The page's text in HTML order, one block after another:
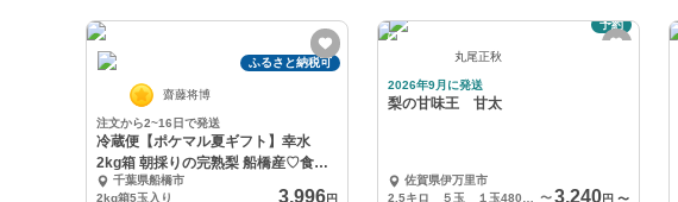
ふるさと納税可
齋藤将博
注文から2~16日で発送
冷蔵便【ポケマル夏ギフト】幸水
2kg箱 朝採りの完熟梨 船橋産♡食べ
たらトリコ
千葉県船橋市
2kg箱5玉入り
3,996円
予約
丸尾正秋
2026年9月に発送
梨の甘味王 甘太
佐賀県伊万里市
〜 3,240円 〜